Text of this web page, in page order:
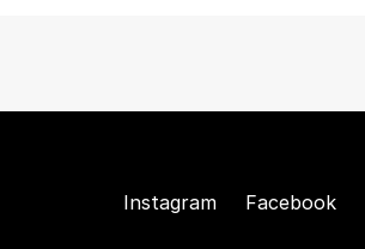
Instagram Facebook